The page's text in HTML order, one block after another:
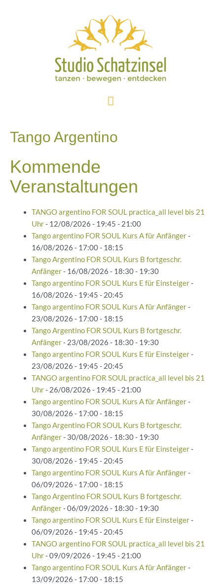
Hauptmenü
Tango Argentino
Kommende
Veranstaltungen
TANGO argentino FOR SOUL practica_all level bis 21
Uhr- 12/08/2026 - 19:45 - 21:00
Tango argentino FOR SOUL Kurs A für Anfänger-
16/08/2026 - 17:00 - 18:15
Tango Argentino FOR SOUL Kurs B fortgeschr.
Anfänger- 16/08/2026 - 18:30 - 19:30
Tango argentino FOR SOUL Kurs E für Einsteiger-
16/08/2026 - 19:45 - 20:45
Tango argentino FOR SOUL Kurs A für Anfänger-
23/08/2026 - 17:00 - 18:15
Tango Argentino FOR SOUL Kurs B fortgeschr.
Anfänger- 23/08/2026 - 18:30 - 19:30
Tango argentino FOR SOUL Kurs E für Einsteiger-
23/08/2026 - 19:45 - 20:45
TANGO argentino FOR SOUL practica_all level bis 21
Uhr- 26/08/2026 - 19:45 - 21:00
Tango argentino FOR SOUL Kurs A für Anfänger-
30/08/2026 - 17:00 - 18:15
Tango Argentino FOR SOUL Kurs B fortgeschr.
Anfänger- 30/08/2026 - 18:30 - 19:30
Tango argentino FOR SOUL Kurs E für Einsteiger-
30/08/2026 - 19:45 - 20:45
Tango argentino FOR SOUL Kurs A für Anfänger-
06/09/2026 - 17:00 - 18:15
Tango Argentino FOR SOUL Kurs B fortgeschr.
Anfänger- 06/09/2026 - 18:30 - 19:30
Tango argentino FOR SOUL Kurs E für Einsteiger-
06/09/2026 - 19:45 - 20:45
TANGO argentino FOR SOUL practica_all level bis 21
Uhr- 09/09/2026 - 19:45 - 21:00
Tango argentino FOR SOUL Kurs A für Anfänger-
13/09/2026 - 17:00 - 18:15